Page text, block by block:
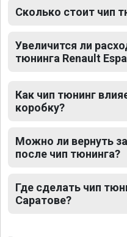
Сколько стоит чип
Увеличится ли
тюнинга Renault
Как чип тюнинг
коробку?
Можно ли вернуть
после чип тюнинга?
Где сделать чип
Саратове?